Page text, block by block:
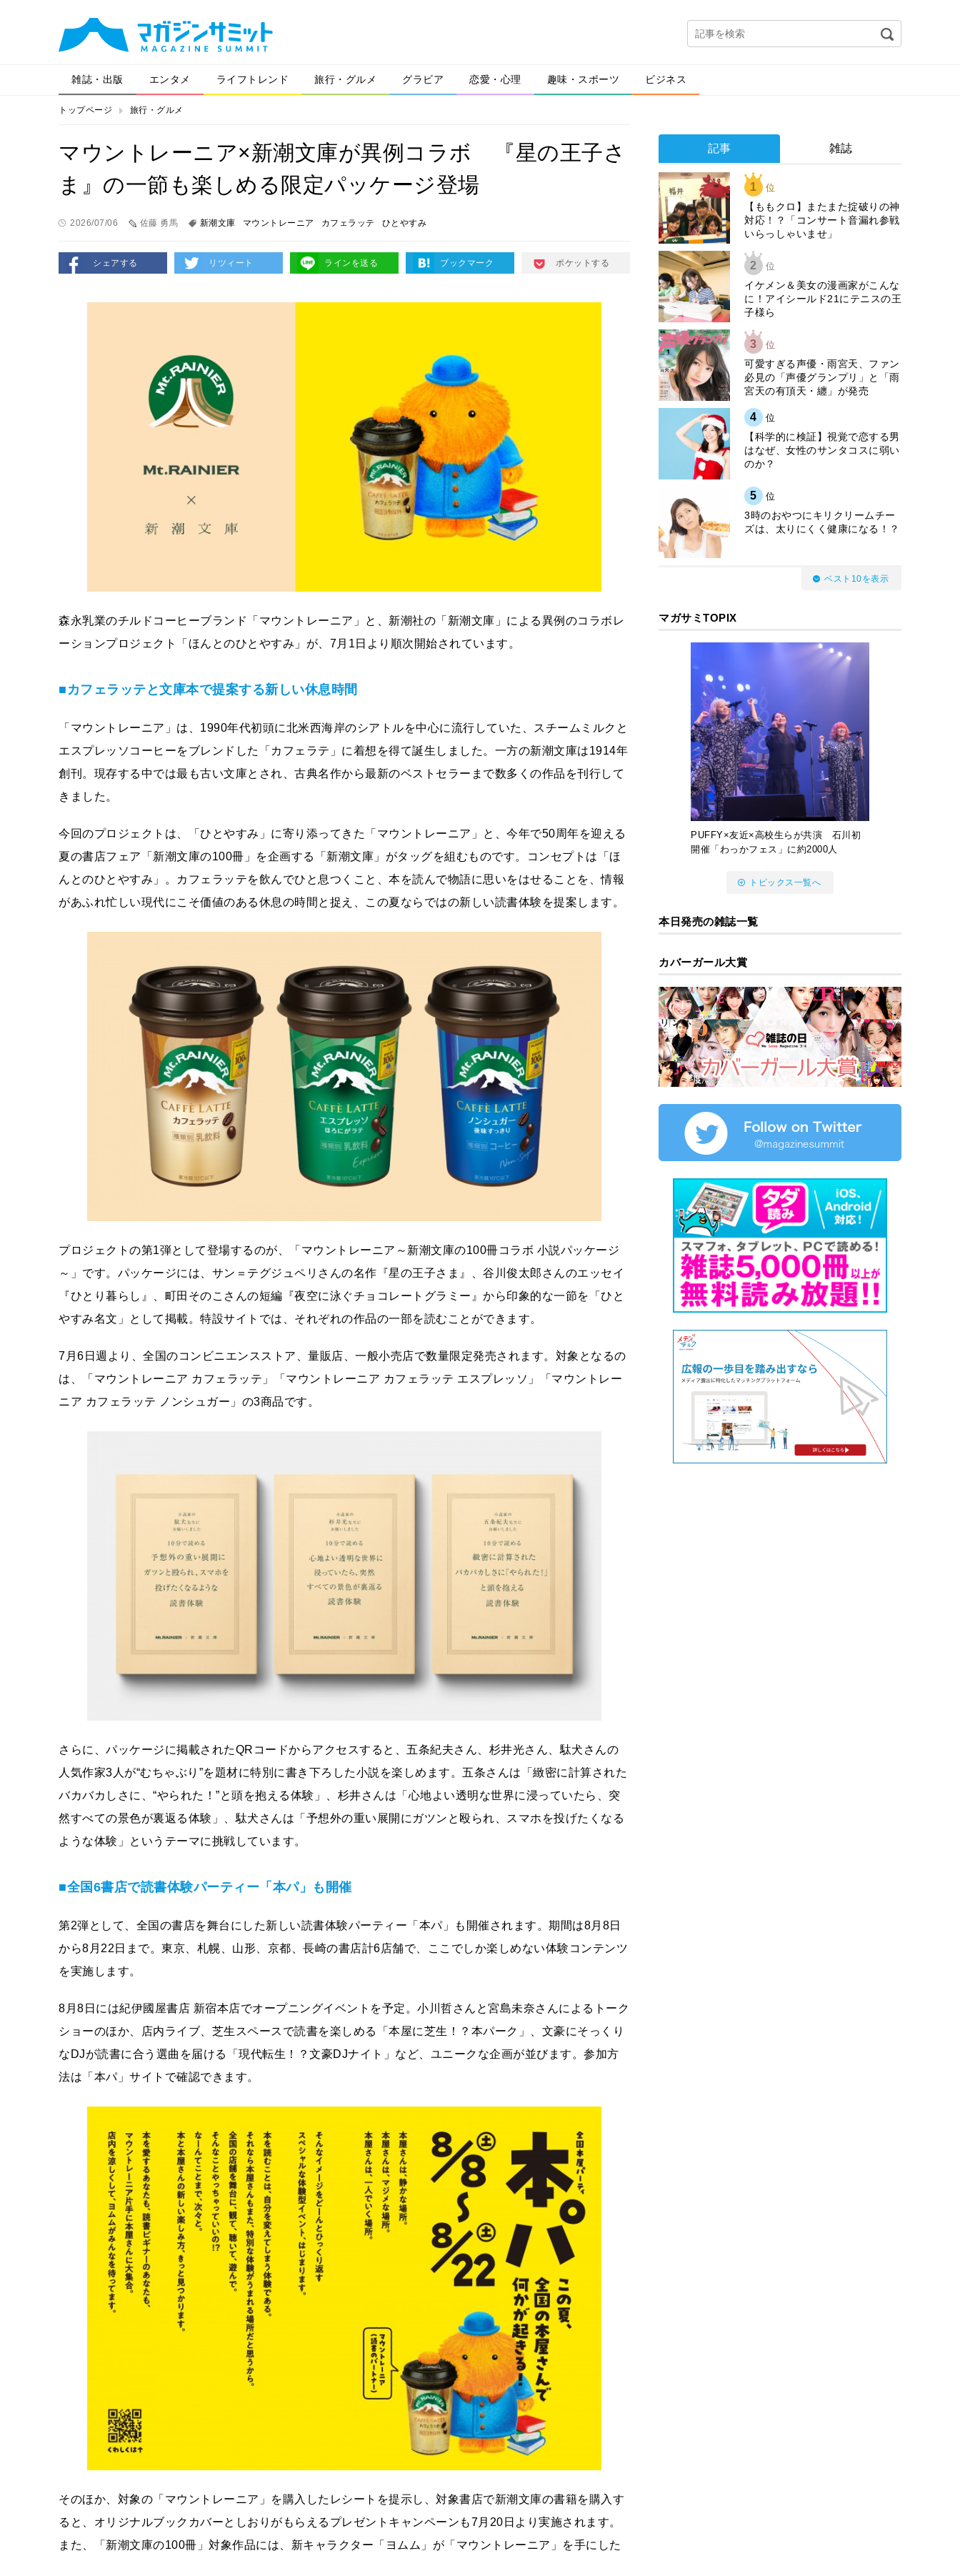
雑誌・出版 エンタメ ライフトレンド 旅行・グルメ グラビア 恋愛・心理 趣味・スポーツ ビジネス
トップページ 旅行・グルメ
マウントレーニア×新潮文庫が異例コラボ 『星の王子さ
ま』の一節も楽しめる限定パッケージ登場
2026/07/06 佐藤 勇馬 新潮文庫 マウントレーニア カフェラッテ ひとやすみ
シェアする リツィート ラインを送る ブックマーク ポケットする
森永乳業のチルドコーヒーブランド「マウントレーニア」と、新潮社の「新潮文庫」による異例のコラボレ
ーションプロジェクト「ほんとのひとやすみ」が、7月1日より順次開始されています。
■カフェラッテと文庫本で提案する新しい休息時間
「マウントレーニア」は、1990年代初頭に北米西海岸のシアトルを中心に流行していた、スチームミルクと
エスプレッソコーヒーをブレンドした「カフェラテ」に着想を得て誕生しました。一方の新潮文庫は1914年
創刊。現存する中では最も古い文庫とされ、古典名作から最新のベストセラーまで数多くの作品を刊行して
きました。
今回のプロジェクトは、「ひとやすみ」に寄り添ってきた「マウントレーニア」と、今年で50周年を迎える
夏の書店フェア「新潮文庫の100冊」を企画する「新潮文庫」がタッグを組むものです。コンセプトは「ほ
んとのひとやすみ」。カフェラッテを飲んでひと息つくこと、本を読んで物語に思いをはせることを、情報
があふれ忙しい現代にこそ価値のある休息の時間と捉え、この夏ならではの新しい読書体験を提案します。
プロジェクトの第1弾として登場するのが、「マウントレーニア～新潮文庫の100冊コラボ 小説パッケージ
～」です。パッケージには、サン＝テグジュペリさんの名作『星の王子さま』、谷川俊太郎さんのエッセイ
『ひとり暮らし』、町田そのこさんの短編『夜空に泳ぐチョコレートグラミー』から印象的な一節を「ひと
やすみ名文」として掲載。特設サイトでは、それぞれの作品の一部を読むことができます。
7月6日週より、全国のコンビニエンスストア、量販店、一般小売店で数量限定発売されます。対象となるの
は、「マウントレーニア カフェラッテ」「マウントレーニア カフェラッテ エスプレッソ」「マウントレー
ニア カフェラッテ ノンシュガー」の3商品です。
さらに、パッケージに掲載されたQRコードからアクセスすると、五条紀夫さん、杉井光さん、駄犬さんの
人気作家3人が“むちゃぶり”を題材に特別に書き下ろした小説を楽しめます。五条さんは「緻密に計算された
バカバカしさに、“やられた！”と頭を抱える体験」、杉井さんは「心地よい透明な世界に浸っていたら、突
然すべての景色が裏返る体験」、駄犬さんは「予想外の重い展開にガツンと殴られ、スマホを投げたくなる
ような体験」というテーマに挑戦しています。
■全国6書店で読書体験パーティー「本パ」も開催
第2弾として、全国の書店を舞台にした新しい読書体験パーティー「本パ」も開催されます。期間は8月8日
から8月22日まで。東京、札幌、山形、京都、長崎の書店計6店舗で、ここでしか楽しめない体験コンテンツ
を実施します。
8月8日には紀伊國屋書店 新宿本店でオープニングイベントを予定。小川哲さんと宮島未奈さんによるトーク
ショーのほか、店内ライブ、芝生スペースで読書を楽しめる「本屋に芝生！？本パーク」、文豪にそっくり
なDJが読書に合う選曲を届ける「現代転生！？文豪DJナイト」など、ユニークな企画が並びます。参加方
法は「本パ」サイトで確認できます。
そのほか、対象の「マウントレーニア」を購入したレシートを提示し、対象書店で新潮文庫の書籍を購入す
ると、オリジナルブックカバーとしおりがもらえるプレゼントキャンペーンも7月20日より実施されます。
また、「新潮文庫の100冊」対象作品には、新キャラクター「ヨムム」が「マウントレーニア」を手にした
記事 雑誌
1 位
【ももクロ】またまた掟破りの神
対応！？「コンサート音漏れ参戦
いらっしゃいませ」
2 位
イケメン＆美女の漫画家がこんな
に！アイシールド21にテニスの王
子様ら
3 位
可愛すぎる声優・雨宮天、ファン
必見の「声優グランプリ」と「雨
宮天の有頂天・纏」が発売
4 位
【科学的に検証】視覚で恋する男
はなぜ、女性のサンタコスに弱い
のか？
5 位
3時のおやつにキリクリームチー
ズは、太りにくく健康になる！？
ベスト10を表示
マガサミTOPIX
PUFFY×友近×高校生らが共演 石川初
開催「わっかフェス」に約2000人
トピックス一覧へ
本日発売の雑誌一覧
カバーガール大賞